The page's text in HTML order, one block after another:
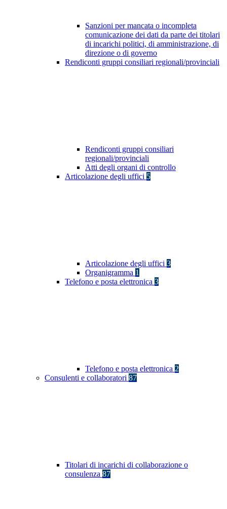
Sanzioni per mancata o incompleta
comunicazione dei dati da parte dei titolari
di incarichi politici, di amministrazione, di
direzione o di governo
Rendiconti gruppi consiliari regionali/provinciali
Rendiconti gruppi consiliari
regionali/provinciali
Atti degli organi di controllo
Articolazione degli uffici 5
Articolazione degli uffici 3
Organigramma 1
Telefono e posta elettronica 3
Telefono e posta elettronica 2
Consulenti e collaboratori 87
Titolari di incarichi di collaborazione o
consulenza 87